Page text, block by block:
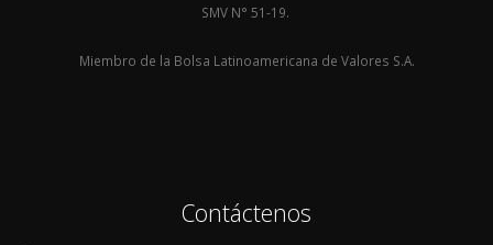
SMV N° 51-19.
Miembro de la Bolsa Latinoamericana de Valores S.A.
Contáctenos